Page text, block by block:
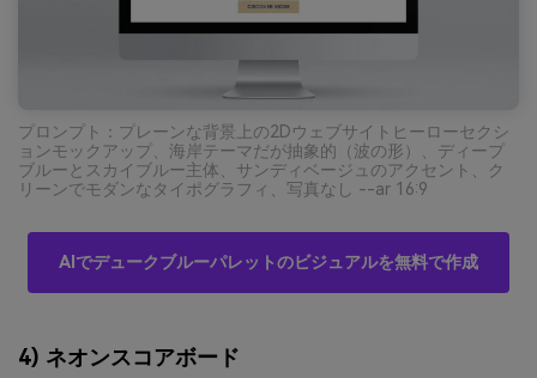
プロンプト：プレーンな背景上の2Dウェブサイトヒーローセクシ
ョンモックアップ、海岸テーマだが抽象的（波の形）、ディープ
ブルーとスカイブルー主体、サンディベージュのアクセント、ク
リーンでモダンなタイポグラフィ、写真なし --ar 16:9
AIでデュークブルーパレットのビジュアルを無料で作成
4) ネオンスコアボード